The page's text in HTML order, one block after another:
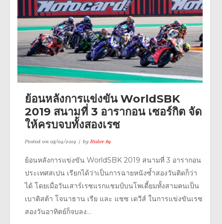
ย้อนหลังการแข่งขัน WorldSBK
2019 สนามที่ 3 อารากอน เซอร์กิต จัด
ให้ครบจบทั้งสองเรซ
Posted on08/04/2019 byRider 69
ย้อนหลังการแข่งขัน WorldSBK 2019 สนามที่ 3 อารากอน
ประเทศสเปน เรียกได้ว่าเป็นการฉายหนังซ้ำสองวันติดก็ว่า
ได้ โดยเมื่อวันเสาร์เรซแรกแชมป์บนโพเดี้ยมทั้งสามคนเป็น
เบาติสต้า โจนาธาน เรีย และ แชซ เดวีส์ ในการแข่งขันเรซ
สองวันอาทิตย์ก็จบลง...